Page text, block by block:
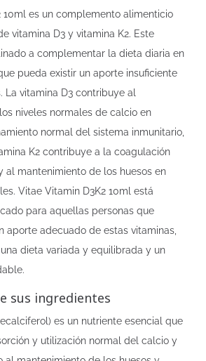
10ml es un complemento alimenticio
vitamina D3 y vitamina K2. Este
a complementar la dieta diaria en
pueda existir un aporte insuficiente
La vitamina D3 contribuye al
niveles normales de calcio en
normal del sistema inmunitario,
K2 contribuye a la coagulación
al mantenimiento de los huesos en
Vitae Vitamin D3K2 10ml está
para aquellas personas que
aporte adecuado de estas vitaminas,
dieta variada y equilibrada y un
sus ingredientes
es un nutriente esencial que
y utilización normal del calcio y